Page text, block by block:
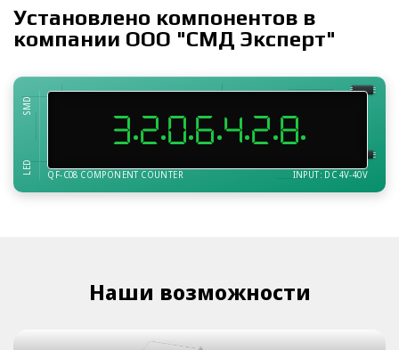
Установлено компонентов в
компании ООО "СМД Эксперт"
SMD
LED
3 2 0 6 4 2 8
QF-C08 COMPONENT COUNTER INPUT: DC 4V-40V
Наши возможности